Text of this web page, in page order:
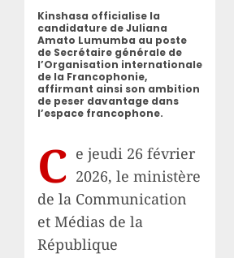
Kinshasa officialise la
candidature de Juliana
Amato Lumumba au poste
de Secrétaire générale de
l’Organisation internationale
de la Francophonie,
affirmant ainsi son ambition
de peser davantage dans
l’espace francophone.
C e jeudi 26 février
2026, le ministère
de la Communication
et Médias de la
République